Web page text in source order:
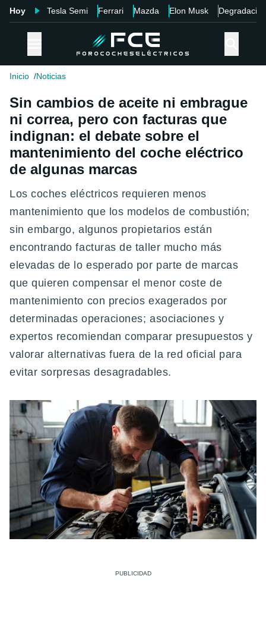
Hoy Tesla Semi Ferrari Mazda Elon Musk Degradación
Inicio Noticias
Sin cambios de aceite ni embrague
ni correa, pero con facturas que
indignan: el debate sobre el
mantenimiento del coche eléctrico
de algunas marcas
Los coches eléctricos requieren menos
mantenimiento que los modelos de combustión;
sin embargo, algunos propietarios están
encontrando facturas de taller mucho más
elevadas de lo esperado por parte de marcas
que quieren compensar el menor coste de
mantenimiento con precios exagerados por
determinadas operaciones; asociaciones y
expertos recomiendan comparar presupuestos y
valorar alternativas fuera de la red oficial para
evitar sorpresas desagradables.